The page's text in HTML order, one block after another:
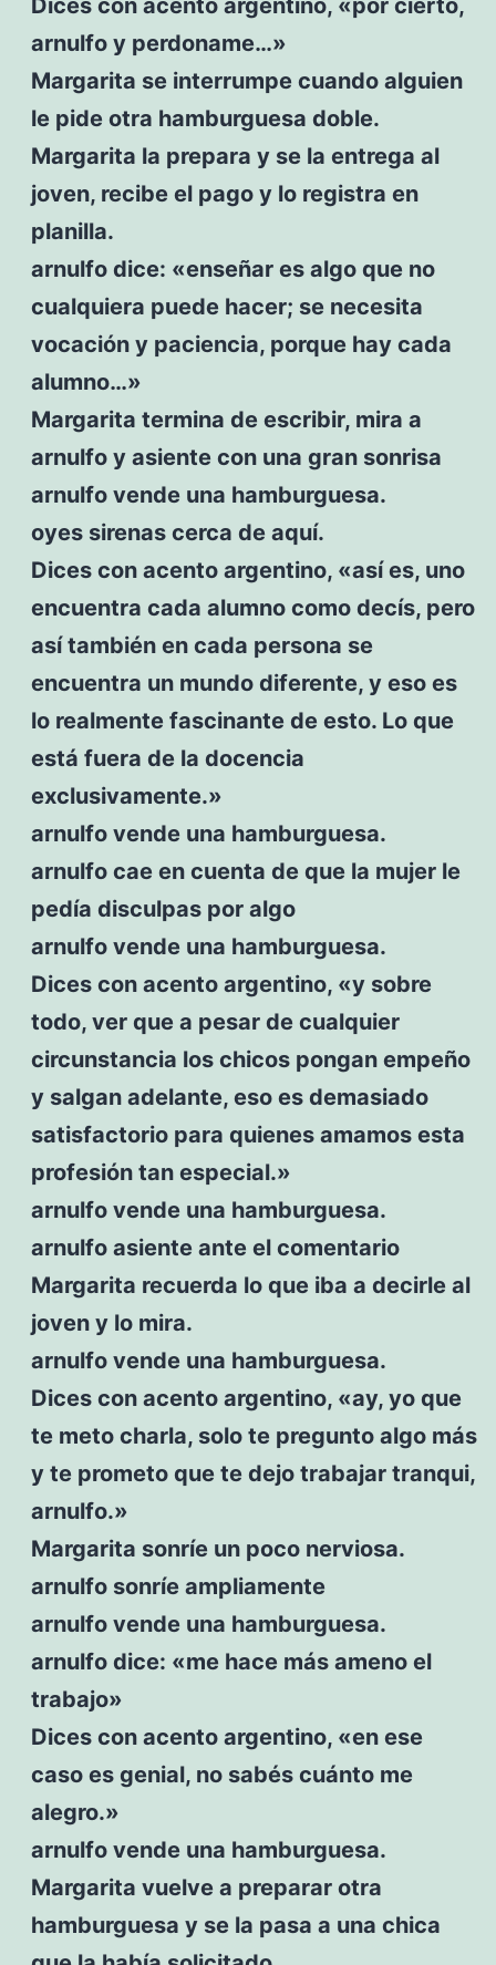
arnulfo y perdoname…»
Margarita se interrumpe cuando alguien
le pide otra hamburguesa doble.
Margarita la prepara y se la entrega al
joven, recibe el pago y lo registra en
planilla.
arnulfo dice: «enseñar es algo que no
cualquiera puede hacer; se necesita
vocación y paciencia, porque hay cada
alumno…»
Margarita termina de escribir, mira a
arnulfo y asiente con una gran sonrisa
arnulfo vende una hamburguesa.
oyes sirenas cerca de aquí.
Dices con acento argentino, «así es, uno
encuentra cada alumno como decís, pero
así también en cada persona se
encuentra un mundo diferente, y eso es
lo realmente fascinante de esto. Lo que
está fuera de la docencia
exclusivamente.»
arnulfo vende una hamburguesa.
arnulfo cae en cuenta de que la mujer le
pedía disculpas por algo
arnulfo vende una hamburguesa.
Dices con acento argentino, «y sobre
todo, ver que a pesar de cualquier
circunstancia los chicos pongan empeño
y salgan adelante, eso es demasiado
satisfactorio para quienes amamos esta
profesión tan especial.»
arnulfo vende una hamburguesa.
arnulfo asiente ante el comentario
Margarita recuerda lo que iba a decirle al
joven y lo mira.
arnulfo vende una hamburguesa.
Dices con acento argentino, «ay, yo que
te meto charla, solo te pregunto algo más
y te prometo que te dejo trabajar tranqui,
arnulfo.»
Margarita sonríe un poco nerviosa.
arnulfo sonríe ampliamente
arnulfo vende una hamburguesa.
arnulfo dice: «me hace más ameno el
trabajo»
Dices con acento argentino, «en ese
caso es genial, no sabés cuánto me
alegro.»
arnulfo vende una hamburguesa.
Margarita vuelve a preparar otra
hamburguesa y se la pasa a una chica